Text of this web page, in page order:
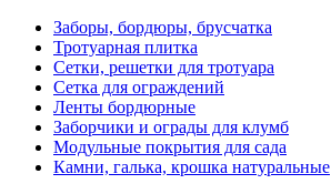
Заборы, бордюры, брусчатка
Тротуарная плитка
Сетки, решетки для тротуара
Сетка для ограждений
Ленты бордюрные
Заборчики и ограды для клумб
Модульные покрытия для сада
Камни, галька, крошка натуральные